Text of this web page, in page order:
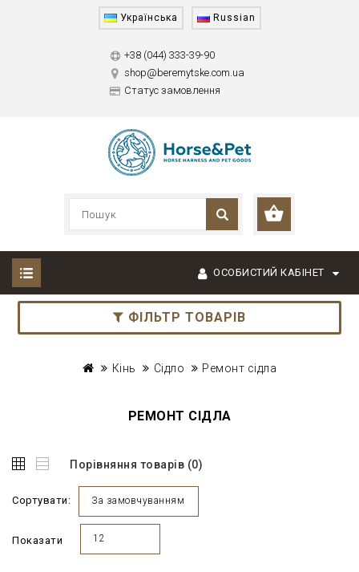
Українська Russian
+38 (044) 333-39-90
shop@beremytske.com.ua
Статус замовлення
ОСОБИСТИЙ КАБІНЕТ
ФІЛЬТР ТОВАРІВ
Кінь Сідло Ремонт сідла
РЕМОНТ СІДЛА
Порівняння товарів (0)
Сортувати: За замовчуванням
Показати 12